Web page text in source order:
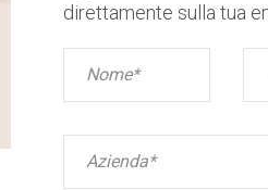
direttamente sulla tua